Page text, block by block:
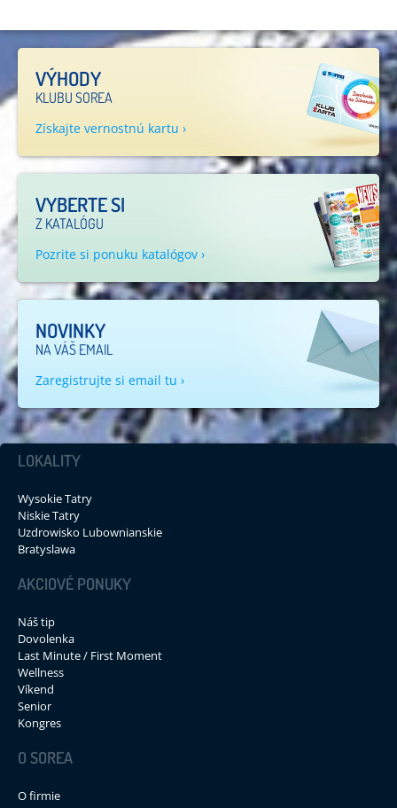
VÝHODY
KLUBU SOREA
Získajte vernostnú kartu ›
VYBERTE SI
Z KATALÓGU
Pozrite si ponuku katalógov ›
NOVINKY
NA VÁŠ EMAIL
Zaregistrujte si email tu ›
LOKALITY
Wysokie Tatry
Niskie Tatry
Uzdrowisko Lubownianskie
Bratyslawa
AKCIOVÉ PONUKY
Náš tip
Dovolenka
Last Minute / First Moment
Wellness
Víkend
Senior
Kongres
O SOREA
O firmie